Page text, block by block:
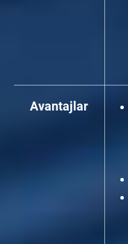
Avantajlar